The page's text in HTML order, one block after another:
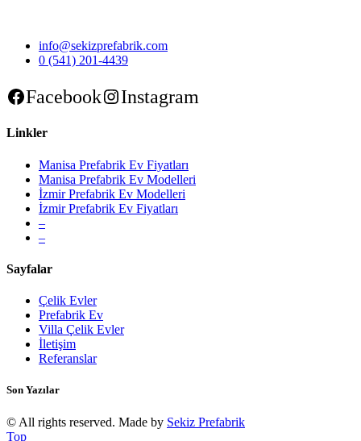
info@sekizprefabrik.com
0 (541) 201-4439
Facebook Instagram
Linkler
Manisa Prefabrik Ev Fiyatları
Manisa Prefabrik Ev Modelleri
İzmir Prefabrik Ev Modelleri
İzmir Prefabrik Ev Fiyatları
–
–
Sayfalar
Çelik Evler
Prefabrik Ev
Villa Çelik Evler
İletişim
Referanslar
Son Yazılar
© All rights reserved. Made by Sekiz Prefabrik
Top